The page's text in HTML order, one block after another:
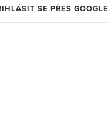
SE PŘES GOOGLE